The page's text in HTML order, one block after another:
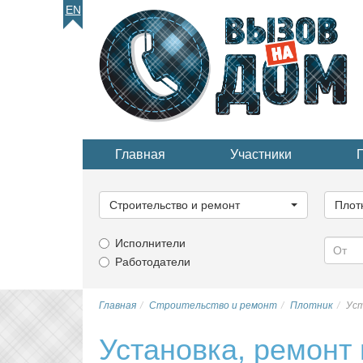
EN
Главная Участники
категорию...
Строительство и ремонт
Исполнители
Работодатели
Главная Строительство и ремонт Плотник
Установка,